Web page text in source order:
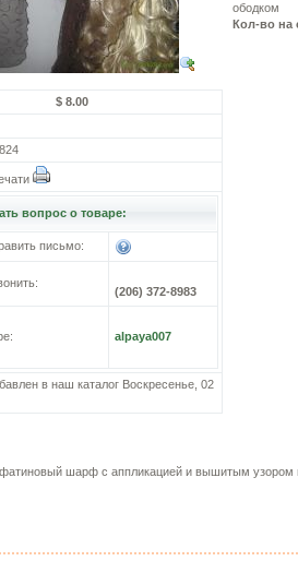
$ 8.00
вопрос о товаре:
письмо:
(206) 372-8983
alpaya007
в наш каталог Воскресенье, 02
ободком
Кол-во на
шарф с аппликацией и вышитым узором